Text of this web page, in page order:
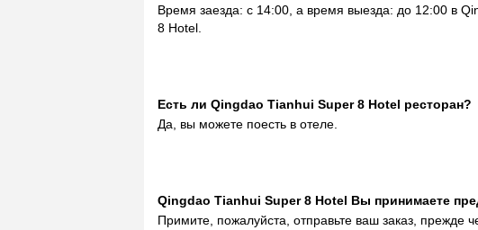
Время заезда: с 14:00, а время выезда: до 12:00 в
8 Hotel.
Eсть ли Qingdao Tianhui Super 8 Hotel ресторан?
Да, вы можете поесть в отеле.
Qingdao Tianhui Super 8 Hotel Вы принимаете
Примите, пожалуйста, отправьте ваш заказ, прежде